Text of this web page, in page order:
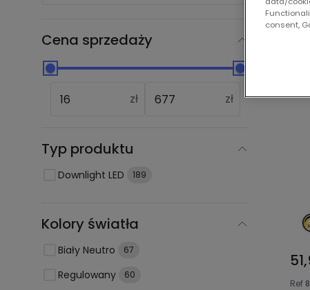
Cena sprzedaży
zł zł
Typ produktu
Downlight LED 189
Kolory światła
Biały Neutro 67
Regulowany 60
Ref
consent,